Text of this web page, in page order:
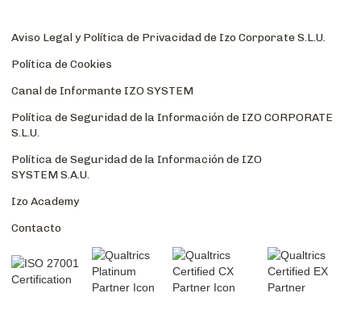
Aviso Legal y Política de Privacidad de Izo Corporate S.L.U.
Política de Cookies
Canal de Informante IZO SYSTEM
Política de Seguridad de la Información de IZO CORPORATE
S.L.U.
Política de Seguridad de la Información de IZO
SYSTEM S.A.U.
Izo Academy
Contacto